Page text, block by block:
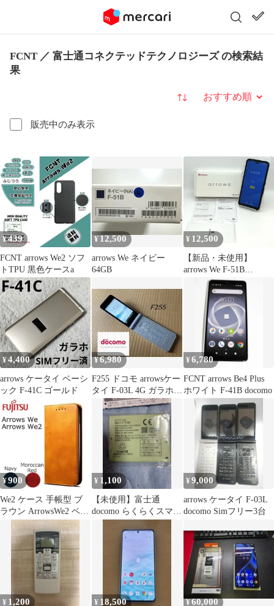
FCNT ／ 富士通コネクテッドテクノロジーズ の検索結
果
販売中のみ表示
並び替え
¥439
FCNT arrows We2 ソフ
トTPU 黒色ケースa
¥ 12,500
arrows We ネイビー
64GB
¥ 12,500
【新品・未使用】
arrows We F-51B
docomo SIMフリー
64GB／4GB ネイビー
FCNT 付属品完品 白ロ
ム スマホ本体 送料無料
¥4,400
arrows ケータイ ベーシ
ック F-41C ゴールド
¥6,980
F255 ドコモ arrowsケー
タイ F-03L 4G ガラホ
simフリー
¥6,780
FCNT arrows Be4 Plus
ホワイト F-41B docomo
¥900
We2 ケース 手帳型 ブ
ラウン ArrowsWe2 ベル
¥ 1,100
【未使用】富士通
docomo らくらくスマー
トフォン 電池パック
¥9,000
arrows ケータイ F-03L
docomo Simフリー3台
¥ 1,200 ¥ 18,500 ¥60,000